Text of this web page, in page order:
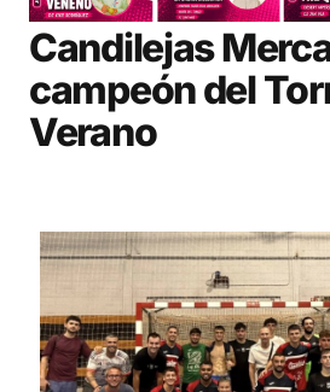
Candilejas
campeón del
Verano